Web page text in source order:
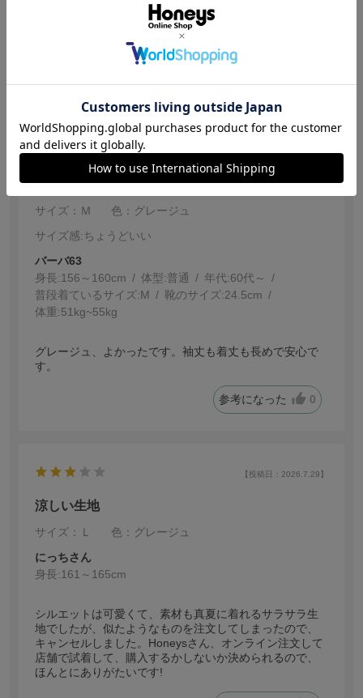
でした。Mサイズを注文しましたが、Lサイズでも良かっ
たかも？です。でも涼しくて着やすいので、購入して良
続きを読む
【投稿日：2026.7.30】
綺麗め ゆったり
サイズ：Ｍ
色：グレージュ
サイズ感:ちょうどいい
バーバ63
身長:156～160cm 体型:普通 年代:60代～
普段着ているサイズ:M 靴のサイズ:24.5cm
体重:51kg~55kg
グレージュ、よかったです。袖丈も着丈も長めで安心で
す。
参考になった 0
【投稿日：2026.7.29】
涼しい生地
サイズ：Ｌ
色：グレージュ
にっちさん
身長:161～165cm
シルエットは可愛くて、素材も真夏に着れるサラサラ生
地でしたが、似たようなものを注文してしまったので、
キャンセルしました。Honeysさん、オンライン注文して
店舗で試着して、購入するかしないか決められるので、
ほんとにありがたいです!